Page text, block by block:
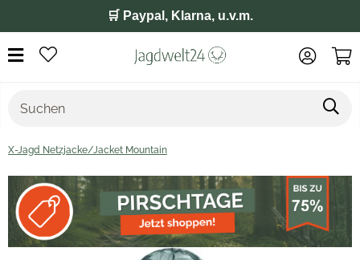
🛒 Paypal, Klarna, u.v.m.
X-Jagd Netzjacke/Jacket Mountain